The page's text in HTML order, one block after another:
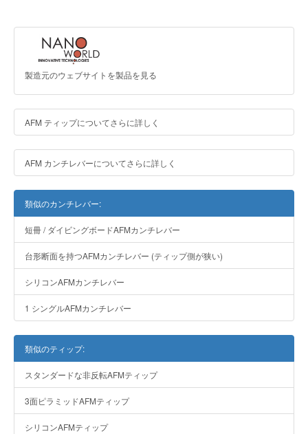
製造元のウェブサイトを製品を見る
AFM ティップについてさらに詳しく
AFM カンチレバーについてさらに詳しく
類似のカンチレバー:
短冊 / ダイビングボードAFMカンチレバー
台形断面を持つAFMカンチレバー (ティップ側が狭い)
シリコンAFMカンチレバー
1 シングルAFMカンチレバー
類似のティップ:
スタンダードな非反転AFMティップ
3面ピラミッドAFMティップ
シリコンAFMティップ